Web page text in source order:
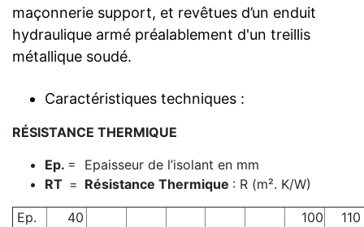
maçonnerie support, et revêtues d’un enduit
hydraulique armé préalablement d'un treillis
métallique soudé.
Caractéristiques techniques :
RÉSISTANCE THERMIQUE
Ep. = Epaisseur de l’isolant en mm
RT = Résistance Thermique : R (m². K/W)
Ep.
40
100 110